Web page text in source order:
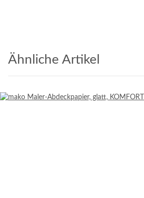
Ähnliche Artikel